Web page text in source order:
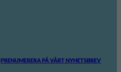
PRENUMERERA PÅ VÅRT NYHETSBREV